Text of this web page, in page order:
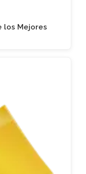
los Mejores